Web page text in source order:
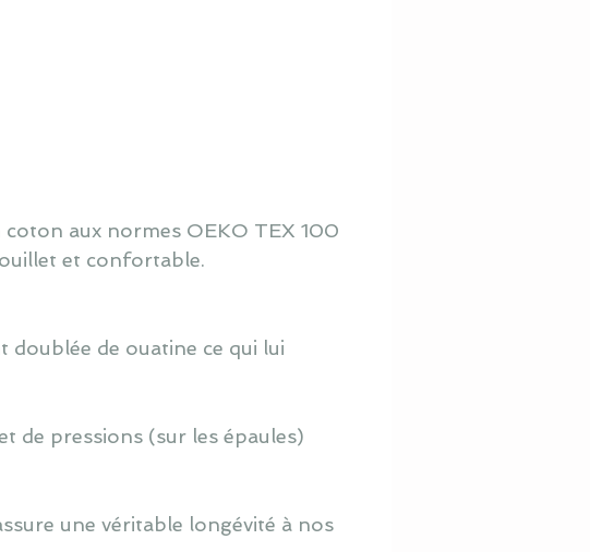
aux normes OEKO TEX 100
et confortable.
de ouatine ce qui lui
de pressions (sur les épaules)
une véritable longévité à nos